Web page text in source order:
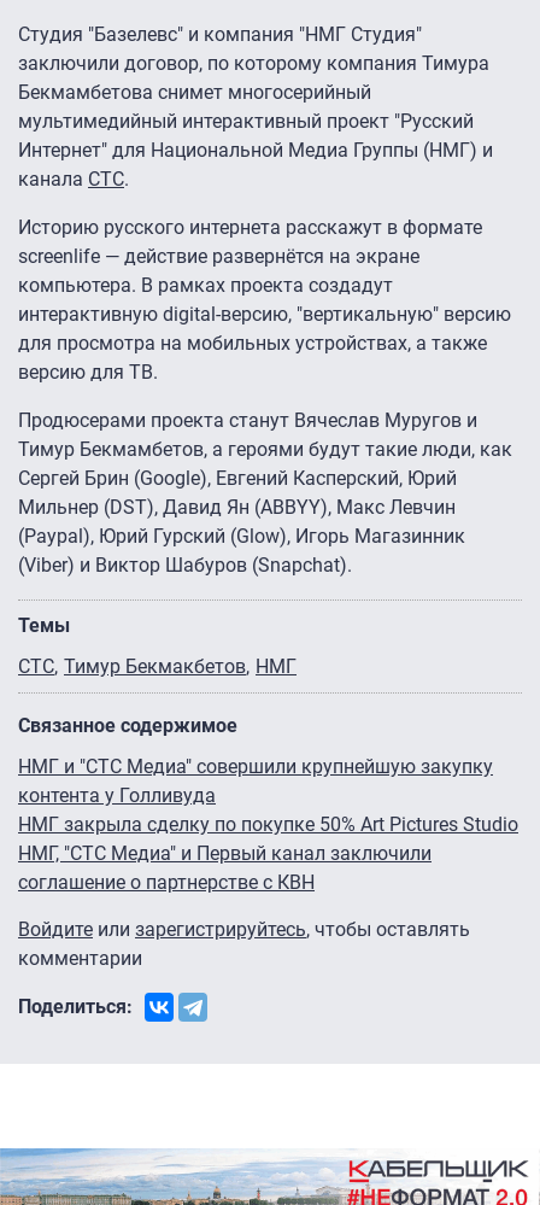
Студия "Базелевс" и компания "НМГ Студия"
заключили договор, по которому компания Тимура
Бекмамбетова снимет многосерийный
мультимедийный интерактивный проект "Русский
Интернет" для Национальной Медиа Группы (НМГ) и
канала СТС.
Историю русского интернета расскажут в формате
screenlife — действие развернётся на экране
компьютера. В рамках проекта создадут
интерактивную digital-версию, "вертикальную" версию
для просмотра на мобильных устройствах, а также
версию для ТВ.
Продюсерами проекта станут Вячеслав Муругов и
Тимур Бекмамбетов, а героями будут такие люди, как
Сергей Брин (Google), Евгений Касперский, Юрий
Мильнер (DST), Давид Ян (ABBYY), Макс Левчин
(Paypal), Юрий Гурский (Glow), Игорь Магазинник
(Viber) и Виктор Шабуров (Snapchat).
Темы
СТС Тимур Бекмакбетов НМГ
Связанное содержимое
НМГ и "СТС Медиа" совершили крупнейшую закупку
контента у Голливуда
НМГ закрыла сделку по покупке 50% Art Pictures Studio
НМГ, "СТС Медиа" и Первый канал заключили
соглашение о партнерстве с КВН
Войдите или зарегистрируйтесь, чтобы оставлять
комментарии
Поделиться: